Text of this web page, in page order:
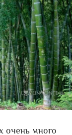
очень много